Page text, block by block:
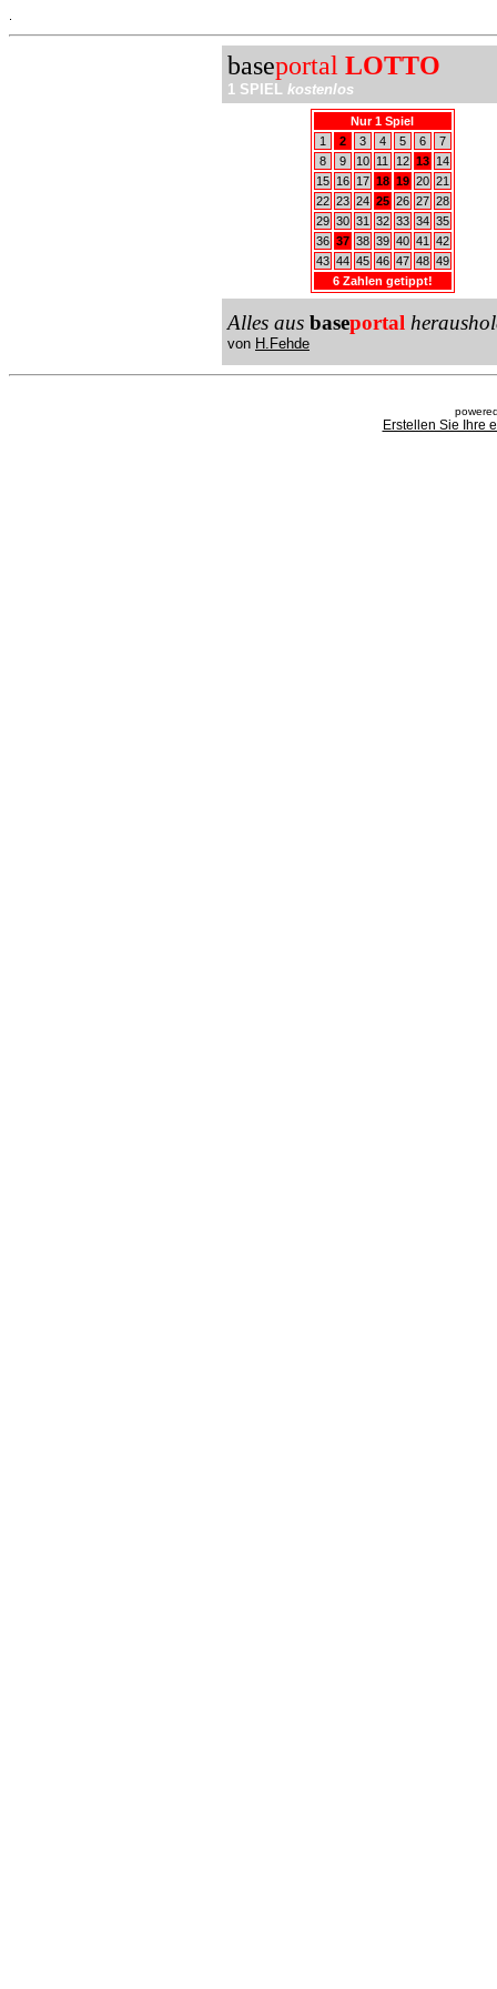
baseportal LOTTO
1 SPIEL kostenlos
Nur 1 Spiel
1
2 3 4 5 6
7
8
9 10 11 12 13
14
15
16 17 18 19 20 21
22 23 24 25 26 27 28
29 30 31 32 33 34 35
36 37 38 39 40 41
42
43 44 45 46 47 48 49
6 Zahlen getippt!
Alles aus baseportal
von H.Fehde
Erstellen Sie Ihre